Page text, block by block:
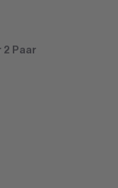
2 Paar